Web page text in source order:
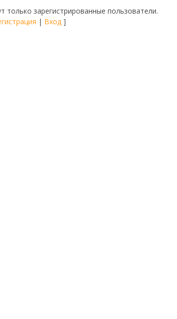
только зарегистрированные пользователи.
| Вход]